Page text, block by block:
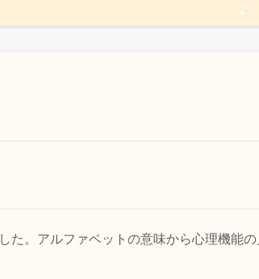
た。アルファベットの意味から心理機能